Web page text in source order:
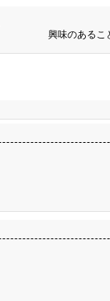
興味のあるこ